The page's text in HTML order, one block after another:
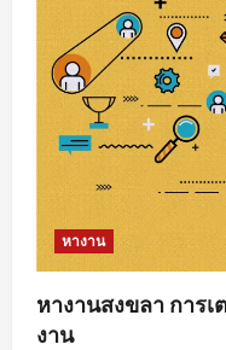
แหล่ง
หา
งาน
ทุก
สาขา
อาชีพ
หางาน
หางานสงขลา การ
งาน